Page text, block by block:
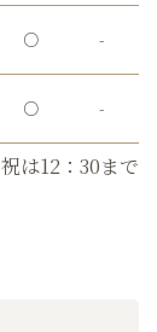
○ -
○ -
は12：30まで